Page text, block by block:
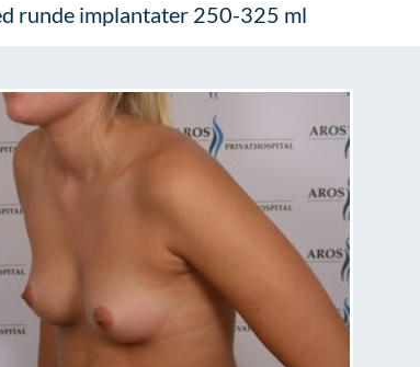
runde implantater 250-325 ml